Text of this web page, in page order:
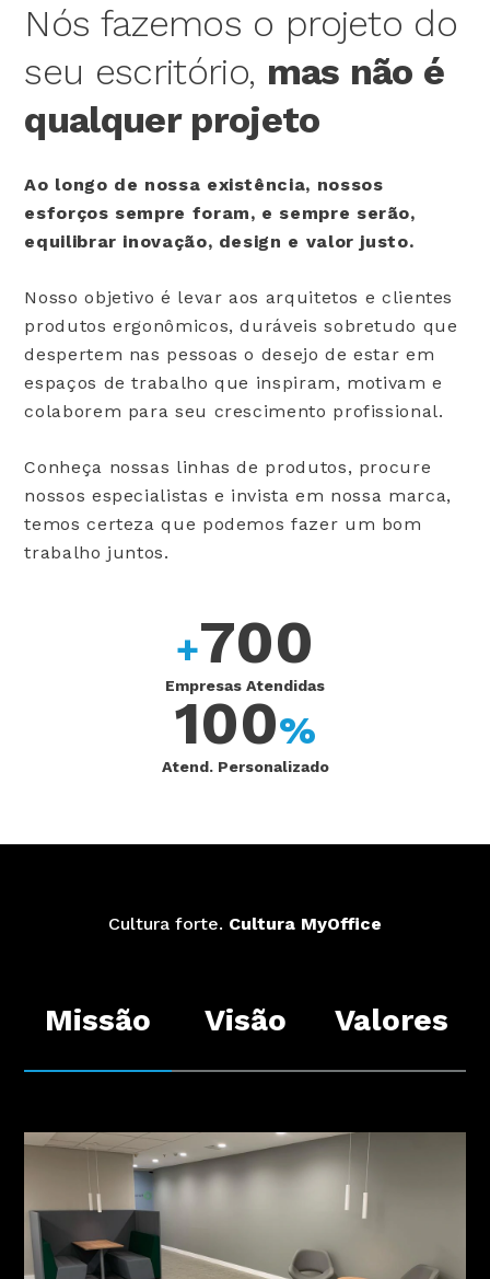
Nós fazemos o projeto do
seu escritório, mas não é
qualquer projeto
Ao longo de nossa existência, nossos
esforços sempre foram, e sempre serão,
equilibrar inovação, design e valor justo.
Nosso objetivo é levar aos arquitetos e clientes
produtos ergonômicos, duráveis sobretudo que
despertem nas pessoas o desejo de estar em
espaços de trabalho que inspiram, motivam e
colaborem para seu crescimento profissional.
Conheça nossas linhas de produtos, procure
nossos especialistas e invista em nossa marca,
temos certeza que podemos fazer um bom
trabalho juntos.
+700
Empresas Atendidas
100%
Atend. Personalizado
Cultura forte. Cultura MyOffice
Missão Visão Valores